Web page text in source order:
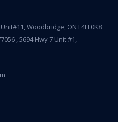
Woodbridge, ON L4H 0K8
, 5694 Hwy 7 Unit #1,